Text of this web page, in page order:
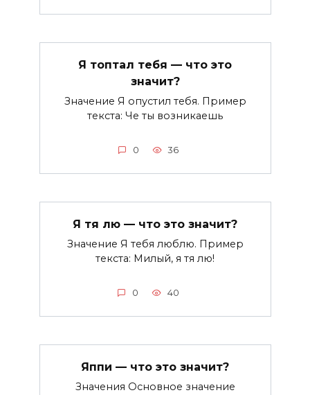
Я топтал тебя — что это
значит?
Значение Я опустил тебя. Пример
текста: Че ты возникаешь
0 36
Я тя лю — что это значит?
Значение Я тебя люблю. Пример
текста: Милый, я тя лю!
0 40
Яппи — что это значит?
Значения Основное значение